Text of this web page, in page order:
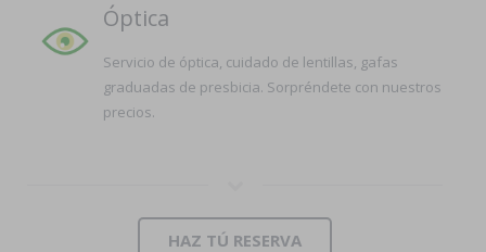
Óptica
Servicio de óptica, cuidado de lentillas, gafas
graduadas de presbicia. Sorpréndete con nuestros
precios.
HAZ TÚ RESERVA